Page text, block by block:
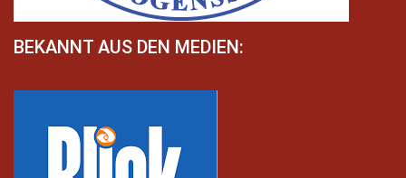
BEKANNT AUS DEN MEDIEN: